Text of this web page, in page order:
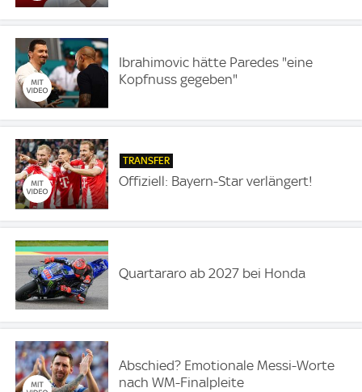
Ibrahimovic hätte Paredes "eine
Kopfnuss gegeben"
TRANSFER
Offiziell: Bayern-Star verlängert!
Quartararo ab 2027 bei Honda
Abschied? Emotionale Messi-Worte
nach WM-Finalpleite